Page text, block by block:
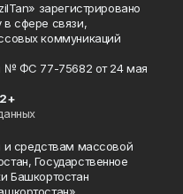
зарегистрировано
сфере связи,
коммуникаций
№ ФС 77-75682 от 24 мая
и средствам массовой
Государственное
Башкортостан